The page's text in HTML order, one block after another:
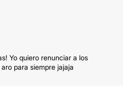
Yo quiero renunciar a los
para siempre jajaja